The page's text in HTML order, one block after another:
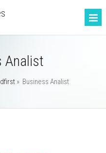
Analist
» Business Analist